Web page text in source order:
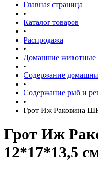
Главная страница
•
Каталог товаров
•
Распродажа
•
Домашние животные
•
Содержание
•
Содержание рыб и
•
Грот Иж Раковина
Грот Иж
12*17*13,5